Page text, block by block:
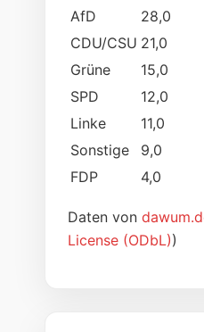
AfD
28,0
CDU/CSU 21,0
Grüne
15,0
SPD
12,0
Linke
11,0
Sonstige
9,0
FDP
4,0
Daten von
License (ODbL))